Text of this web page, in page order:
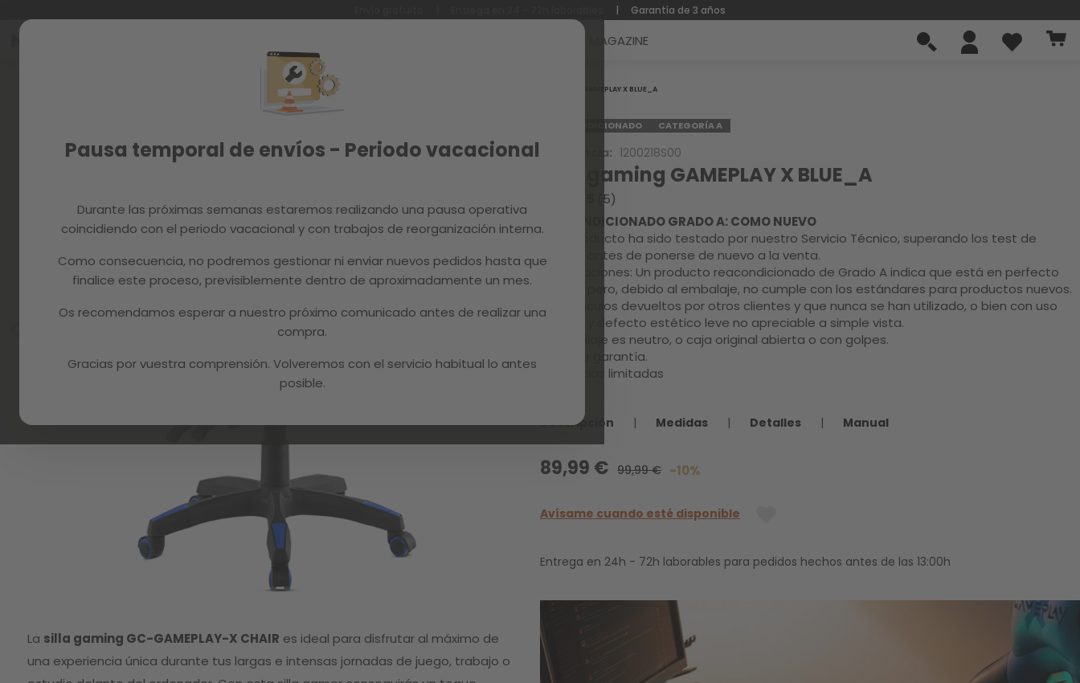
Pausa temporal de envíos - Periodo vacacional
Durante las próximas semanas estaremos realizando una pausa operativa
coincidiendo con el periodo vacacional y con trabajos de reorganización interna.
Como consecuencia, no podremos gestionar ni enviar nuevos pedidos hasta que
finalice este proceso, previsiblemente dentro de aproximadamente un mes.
Os recomendamos esperar a nuestro próximo comunicado antes de realizar una
compra.
Gracias por vuestra comprensión. Volveremos con el servicio habitual lo antes
posible.
| Garantía de 3 años
Ir
MAGAZINE
beginning
GAMEPLAY X BLUE_A
REACONDICIONADO CATEGORÍA A
Referencia: 1200218S00
Silla gaming GAMEPLAY X BLUE_A
(5)
REACONDICIONADO GRADO A: COMO NUEVO
Este producto ha sido testado por nuestro Servicio Técnico, superando los test de
calidad antes de ponerse de nuevo a la venta.
Observaciones: Un producto reacondicionado de Grado A indica que está en perfecto
estado pero, debido al embalaje, no cumple con los estándares para productos nuevos.
Son artículos devueltos por otros clientes y que nunca se han utilizado, o bien con uso
escaso y defecto estético leve no apreciable a simple vista.
El embalaje es neutro, o caja original abierta o con golpes.
1 año de garantía.
Existencias limitadas
Descripción | Medidas | Detalles | Manual
89,99 € 99,99 € -10%
Avísame cuando esté disponible
Entrega en 24h - 72h laborables para pedidos hechos antes de las 13:00h
La silla gaming GC-GAMEPLAY-X CHAIR es ideal para disfrutar al máximo de
una experiencia única durante tus largas e intensas jornadas de juego, trabajo o